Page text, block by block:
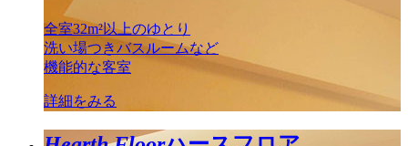
全室32m²以上のゆとり
洗い場つきバスルームなど
機能的な客室
詳細をみる